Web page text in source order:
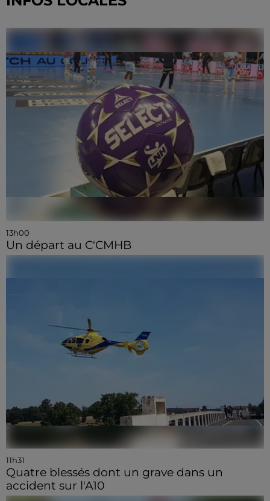
13h00
Un départ au C'CMHB
11h31
Quatre blessés dont un grave dans un
accident sur l'A10